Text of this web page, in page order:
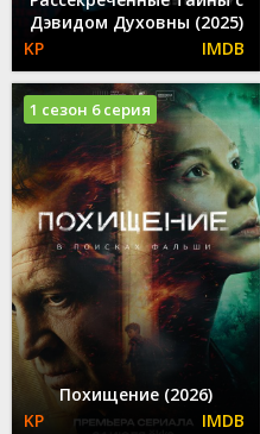
Дэвидом Духовны (2025)
Похищение (2026)
1 сезон 6 серия